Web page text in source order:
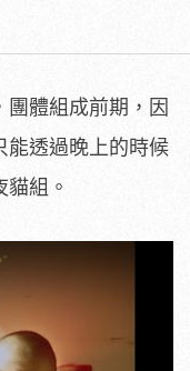
團體組成前期，因
能透過晚上的時候
組。